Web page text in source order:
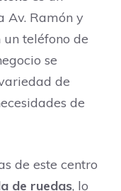
Av. Ramón y
teléfono de
se
de
de
de este centro
de ruedas, lo